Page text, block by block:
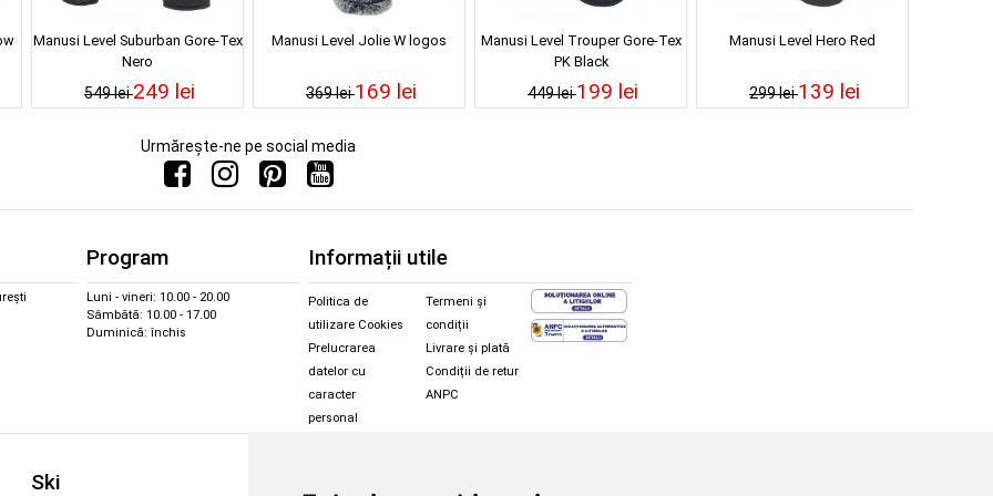
Manusi Level Suburban Gore-Tex
Nero
549 lei249 lei
Manusi Level Jolie W logos
369 lei169 lei
Manusi Level Trouper Gore-Tex
PK Black
449 lei199 lei
Manusi Level Hero Red
299 lei139 lei
Urmărește-ne pe social media
Program
Luni - vineri: 10.00 - 20.00
Sâmbătă: 10.00 - 17.00
Duminică: închis
Informații utile
Politica de
utilizare Cookies
Prelucrarea
datelor cu
caracter
personal
Termeni și
condiții
Livrare și plată
Condiții de retur
ANPC
Ski